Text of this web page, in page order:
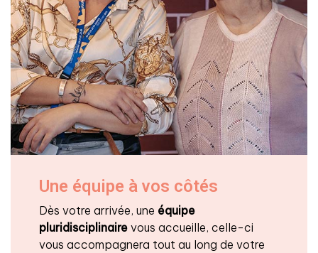
Une équipe à vos côtés
Dès votre arrivée, une équipe
pluridisciplinaire vous accueille, celle-ci
vous accompagnera tout au long de votre